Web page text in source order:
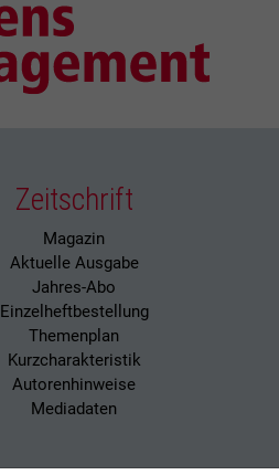
Zeitschrift
Magazin
Aktuelle Ausgabe
Jahres-Abo
Einzelheftbestellung
Themenplan
Kurzcharakteristik
Autorenhinweise
Mediadaten